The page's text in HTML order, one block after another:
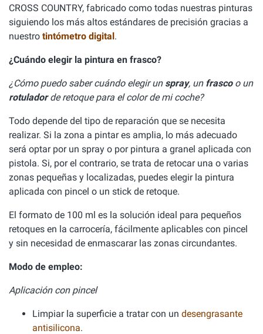
CROSS COUNTRY, fabricado como todas nuestras pinturas
siguiendo los más altos estándares de precisión gracias a
nuestro tintómetro digital.
¿Cuándo elegir la pintura en frasco?
¿Cómo puedo saber cuándo elegir un spray, un frascoo un
rotuladorde retoque para el color de mi coche?
Todo depende del tipo de reparación que se necesita
realizar. Si la zona a pintar es amplia, lo más adecuado
será optar por un spray o por pintura a granel aplicada con
pistola. Si, por el contrario, se trata de retocar una o varias
zonas pequeñas y localizadas, puedes elegir la pintura
aplicada con pincel o un stick de retoque.
El formato de 100 ml es la solución ideal para pequeños
retoques en la carrocería, fácilmente aplicables con pincel
y sin necesidad de enmascarar las zonas circundantes.
Modo de empleo:
Aplicación con pincel
Limpiar la superficie a tratar con un desengrasante
antisilicona.